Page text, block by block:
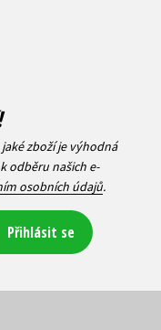
zboží je výhodná
odběru našich e-
osobních údajů.
Přihlásit se